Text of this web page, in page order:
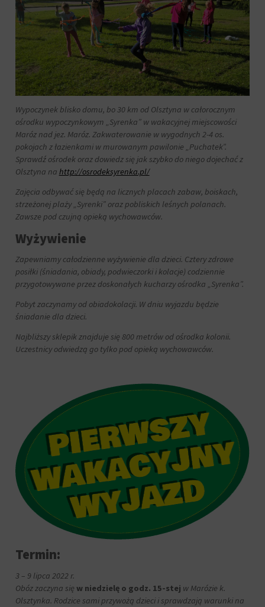
Wypoczynek blisko domu, bo 30 km od Olsztyna w całorocznym
ośrodku wypoczynkowym „Syrenka” w wakacyjnej miejscowości
Maróz nad jez. Maróz. Zakwaterowanie w wygodnych 2-4 os.
pokojach z łazienkami w murowanym pawilonie „Puchatek”.
Sprawdź ośrodek oraz dowiedz się jak szybko do niego dojechać z
Olsztyna na http://osrodeksyrenka.pl/
Zajęcia odbywać się będą na licznych placach zabaw, boiskach,
strzeżonej plaży „Syrenki” oraz pobliskich leśnych polanach.
Zawsze pod czujną opieką wychowawców.
Wyżywienie
Zapewniamy całodzienne wyżywienie dla dzieci. Cztery zdrowe
posiłki (śniadania, obiady, podwieczorki i kolacje) codziennie
przygotowywane przez doskonałych kucharzy ośrodka „Syrenka”.
Pobyt zaczynamy od obiadokolacji. W dniu wyjazdu będzie
śniadanie dla dzieci.
Najbliższy sklepik znajduje się 800 metrów od ośrodka kolonii.
Uczestnicy odwiedzą go tylko pod opieką wychowawców.
Termin:
3 – 9 lipca 2022 r.
Obóz zaczyna się w niedzielę o godz. 15-stej w Marózie k.
Olsztynka. Rodzice sami przywożą dzieci i sprawdzają warunki na